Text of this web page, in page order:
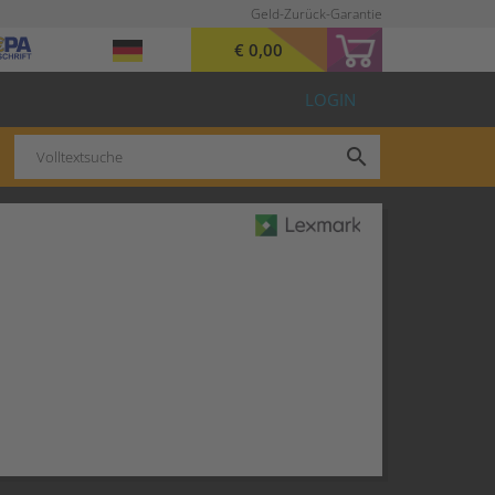
Geld-Zurück-Garantie
€ 0,00
LOGIN
search